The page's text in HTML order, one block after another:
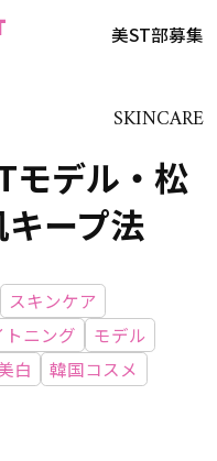
美ST部募集
SKINCARE
デル・松
ープ法
スキンケア
トニング
モデル
白 韓国コスメ